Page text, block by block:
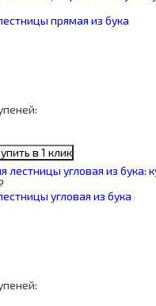
прямая из бука
в 1 клик
угловая из бука